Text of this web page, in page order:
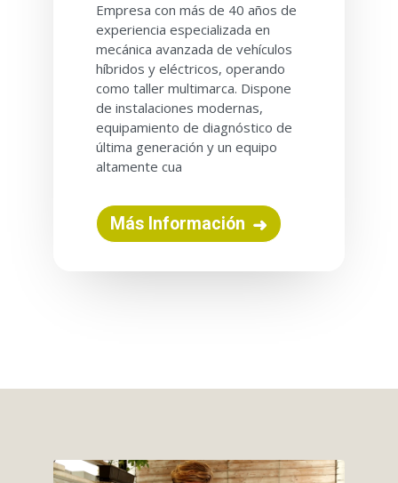
Empresa con más de 40 años de
experiencia especializada en
mecánica avanzada de vehículos
híbridos y eléctricos, operando
como taller multimarca. Dispone
de instalaciones modernas,
equipamiento de diagnóstico de
última generación y un equipo
altamente cua
Más Información